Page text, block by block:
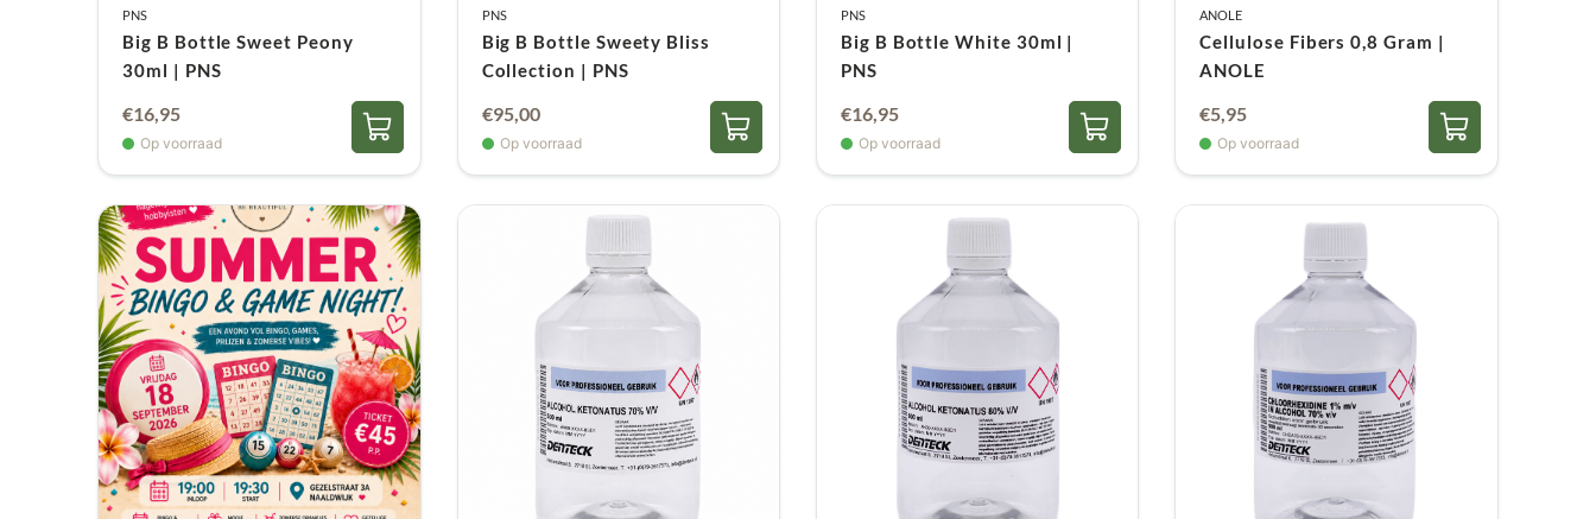
PNS
Big B Bottle Sweet Peony
30ml | PNS
€16,95
Op voorraad
PNS
Big B Bottle Sweety Bliss
Collection | PNS
Oorspronkelijke
prijs
was:
€101,70.
€95,00Huidige
prijs
is:
€95,00.
Op voorraad
PNS
Big B Bottle White 30ml |
PNS
€16,95
Op voorraad
ANOLE
Cellulose Fibers 0,8 Gram |
ANOLE
€5,95
Op voorraad